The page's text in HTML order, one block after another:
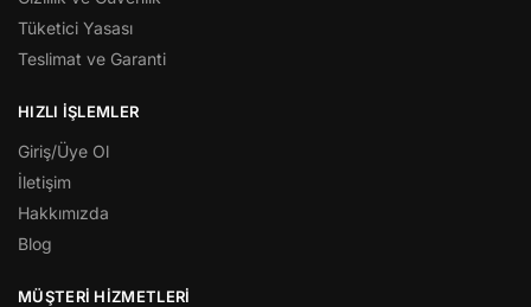
Tüketici Yasası
Teslimat ve Garanti
HIZLI İŞLEMLER
Giriş/Üye Ol
İletişim
Hakkımızda
Blog
MÜŞTERİ HİZMETLERİ